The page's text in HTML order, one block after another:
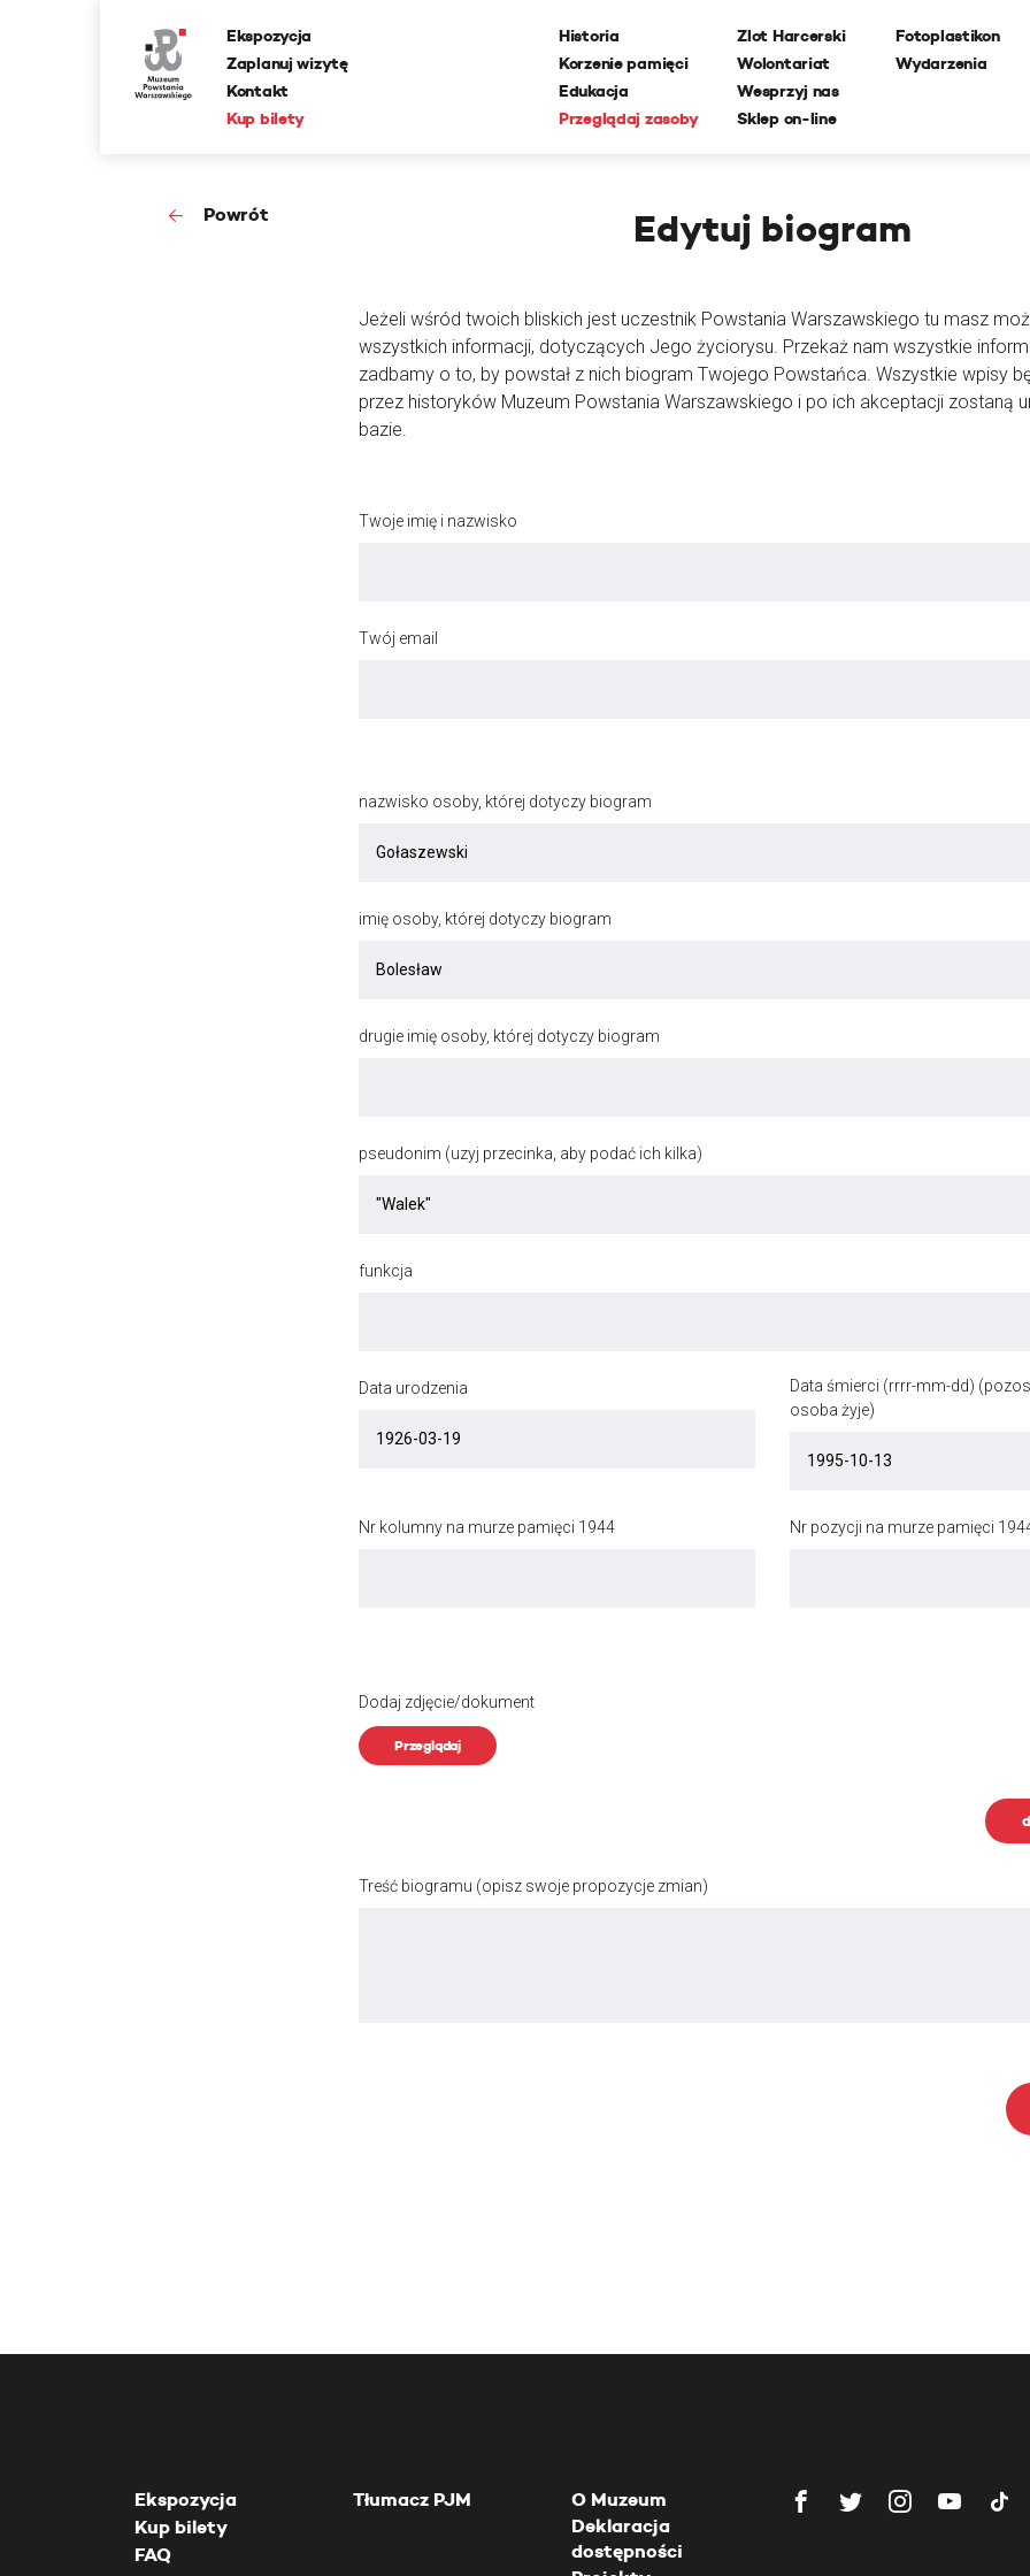
Ekspozycja
Zaplanuj wizytę
Kontakt
Kup bilety
Historia
Korzenie pamięci
Edukacja
Przeglądaj zasoby
Zlot Harcerski
Wolontariat
Wesprzyj nas
Sklep on-line
Fotoplastikon
Wydarzenia
Powrót Edytuj biogram
Jeżeli wśród twoich bliskich jest uczestnik Powstania Warszawskiego tu masz
wszystkich informacji, dotyczących Jego życiorysu. Przekaż nam wszystkie
zadbamy o to, by powstał z nich biogram Twojego Powstańca. Wszystkie wpisy
przez historyków Muzeum Powstania Warszawskiego i po ich akceptacji zostaną
bazie.
Twoje imię i nazwisko
Twój email
nazwisko osoby, której dotyczy biogram
imię osoby, której dotyczy biogram
drugie imię osoby, której dotyczy biogram
pseudonim (uzyj przecinka, aby podać ich kilka)
funkcja
Data urodzenia
Data śmierci (rrrr-mm-dd)
osoba żyje)
Nr kolumny na murze pamięci 1944 Nr pozycji na murze pamięci
Dodaj zdjęcie/dokument
Przeglądaj
Treść biogramu (opisz swoje propozycje zmian)
Ekspozycja
Kup bilety
FAQ
Tłumacz PJM
O Muzeum
Deklaracja
dostępności